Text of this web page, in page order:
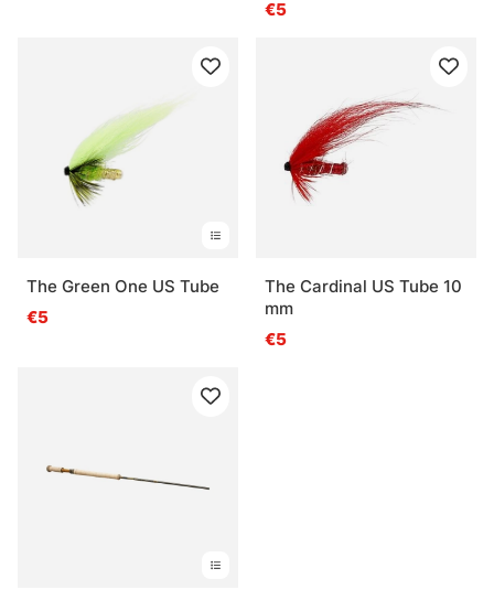
€5
The Green One US Tube
€5
The Cardinal US Tube 10
mm
€5